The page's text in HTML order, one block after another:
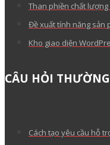
Than phiền chất lượng
Đề xuất tính năng sản
Kho giao diện
CÂU HỎI
Cách tạo yêu cầu hỗ